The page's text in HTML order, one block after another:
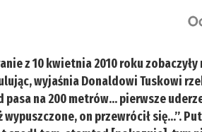
z 10 kwietnia 2010 roku
wyjaśnia Donaldowi Tuskowi
pasa na 200 metrów… pierwsze
wypuszczone, on przewrócił się…”.